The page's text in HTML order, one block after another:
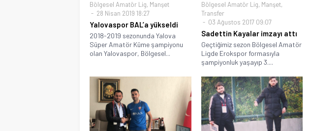
Bölgesel Amatör Lig, Manşet
28 Nisan 2019 18:27
Yalovaspor BAL’a yükseldi
2018-2019 sezonunda Yalova
Süper Amatör Küme şampiyonu
olan Yalovaspor, Bölgesel...
Bölgesel Amatör Lig, Manşet,
Transfer
03 Ağustos 2017 09:07
Sadettin Kayalar imzayı attı
Geçtiğimiz sezon Bölgesel Amatör
Ligde Erokspor formasıyla
şampiyonluk yaşayıp 3....